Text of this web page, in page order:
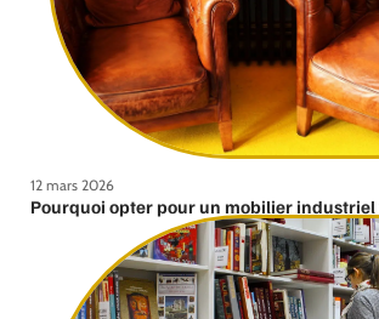
12 mars 2026
Pourquoi opter pour un mobilier industriel